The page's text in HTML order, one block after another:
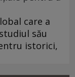
care a
său
istorici,